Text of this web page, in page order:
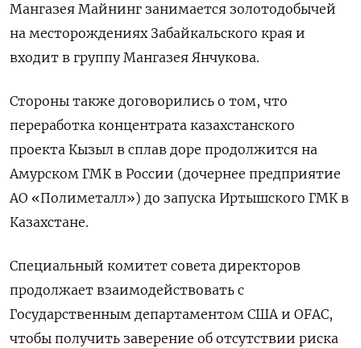
Мангазея Майнинг занимается золотодобычей
на месторождениях Забайкальского края и
входит в группу Мангазея Янчукова.
Стороны также договорились о том, что
переработка концентрата казахстанского
проекта Кызыл в сплав доре продолжится на
Амурском ГМК в России (дочернее предприятие
АО «Полиметалл») до запуска Иртышского ГМК в
Казахстане.
Специальный комитет совета директоров
продолжает взаимодействовать с
Государственным департаментом США и OFAC,
чтобы получить заверение об отсутствии риска